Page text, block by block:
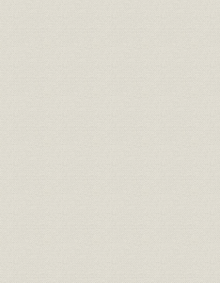
第三節 創業時の営業
第四節 資産運用および損益
第三章 保険業法の施行と経営改善(明治三三~四二年)
第一節 保険業法の施行と業界
第二節 経営体制と経営方針
第三節 日露戦争前後の営業
第四節 資産運用および損益
第四章 古河家の経営参加と第一次世界大戦前後の諸情勢(明治四三~
第一節 保険業法の改正と業界
第二節 経営体制と経営方針
第三節 第一次大戦前後の営業
第四節 資産運用および損益
第五章 経営の近代化と積極化(大正一三~昭和一一年)
第一節 保険業法の改正と募集取締規則の制定